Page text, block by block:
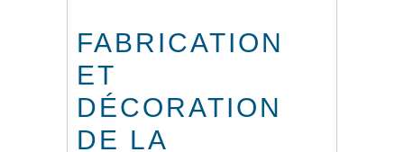
FABRICATION
ET
DÉCORATION
DE LA